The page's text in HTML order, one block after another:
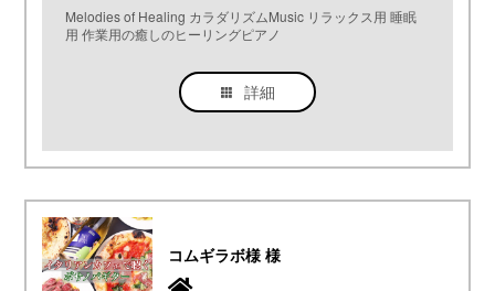
Melodies of Healing カラダリズムMusic リラックス用 睡眠
用 作業用の癒しのヒーリングピアノ
詳細
コムギラボ様 様